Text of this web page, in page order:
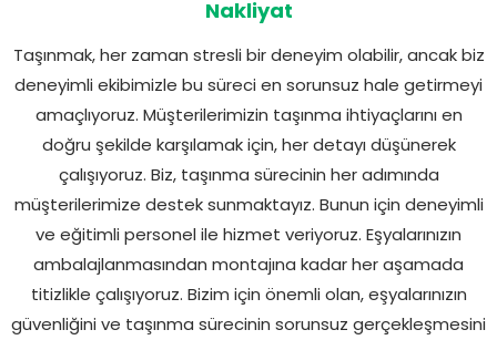
Nakliyat
Taşınmak, her zaman stresli bir deneyim olabilir, ancak biz
deneyimli ekibimizle bu süreci en sorunsuz hale getirmeyi
amaçlıyoruz. Müşterilerimizin taşınma ihtiyaçlarını en
doğru şekilde karşılamak için, her detayı düşünerek
çalışıyoruz. Biz, taşınma sürecinin her adımında
müşterilerimize destek sunmaktayız. Bunun için deneyimli
ve eğitimli personel ile hizmet veriyoruz. Eşyalarınızın
ambalajlanmasından montajına kadar her aşamada
titizlikle çalışıyoruz. Bizim için önemli olan, eşyalarınızın
güvenliğini ve taşınma sürecinin sorunsuz gerçekleşmesini